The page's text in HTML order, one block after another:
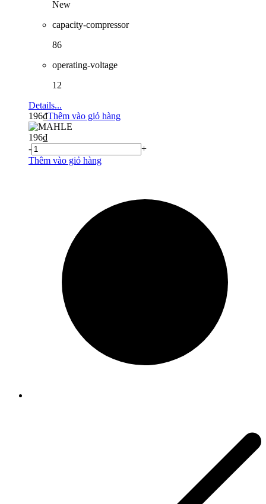
New
capacity-compressor
86
operating-voltage
12
Details...
196₫Thêm vào giỏ hàng
196₫
-
+
Thêm vào giỏ hàng